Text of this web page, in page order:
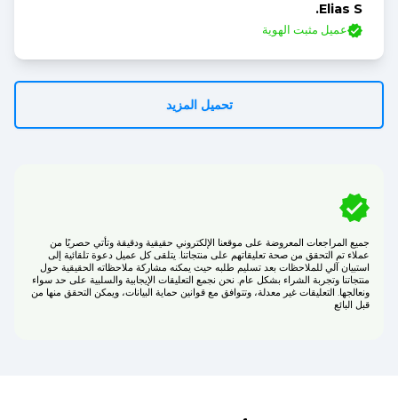
Elias S.
عميل مثبت الهوية
تحميل المزيد
جميع المراجعات المعروضة على موقعنا الإلكتروني حقيقية ودقيقة وتأتي حصريًا من
عملاء تم التحقق من صحة تعليقاتهم على منتجاتنا. يتلقى كل عميل دعوة تلقائية إلى
استبيان آلي للملاحظات بعد تسليم طلبه حيث يمكنه مشاركة ملاحظاته الحقيقية حول
منتجاتنا وتجربة الشراء بشكل عام. نحن نجمع التعليقات الإيجابية والسلبية على حد سواء
ونعالجها. التعليقات غير معدلة، وتتوافق مع قوانين حماية البيانات، ويمكن التحقق منها من
قبل البائع